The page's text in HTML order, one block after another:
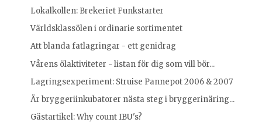
Lokalkollen: Brekeriet Funkstarter
Världsklassölen i ordinarie sortimentet
Att blanda fatlagringar - ett genidrag
Vårens ölaktiviteter - listan för dig som vill bör...
Lagringsexperiment: Struise Pannepot 2006 & 2007
Är bryggeriinkubatorer nästa steg i bryggerinäring...
Gästartikel: Why count IBU's?